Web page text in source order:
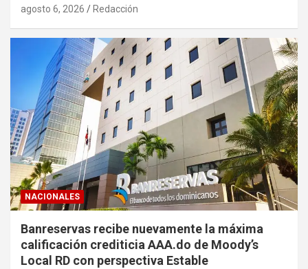
agosto 6, 2026 Redacción
NACIONALES
Banreservas recibe nuevamente la máxima
calificación crediticia AAA.do de Moody’s
Local RD con perspectiva Estable